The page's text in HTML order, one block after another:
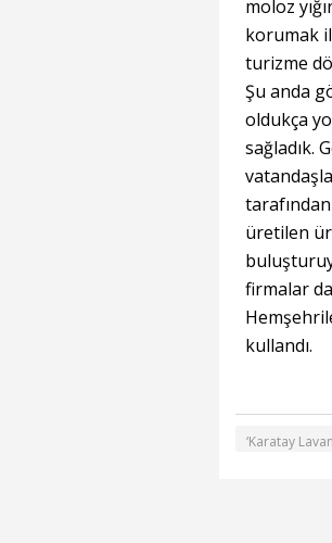
moloz
korumak
turizme
Şu anda
oldukça
sağladık.
üretilen
firmalar
kullandı.
‘Karatay